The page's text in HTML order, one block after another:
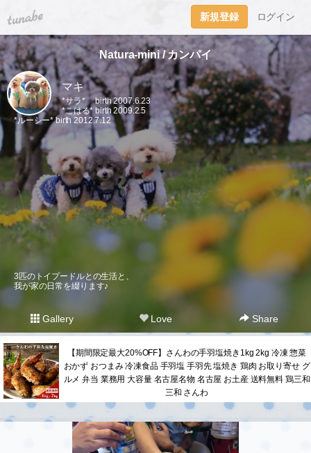
tuna.be 新規登録 ログイン
Natura-mini / カンパイ
マキ
*サラ* birth 2007.6.23
*こはる* birth 2009.2.5
*ルーシー* birth 2012.7.12
3匹のトイプードルとの生活と、
我が家の日常を綴ります♪
Gallery Love Share
【期間限定最大20%OFF】さんわの手羽塩焼き1kg 2kg 冷凍 惣菜
おかず おつまみ 冷凍食品 手羽塩 手羽先 塩焼き 鶏肉 お取り寄せ グ
ルメ 弁当 業務用 大容量 名古屋名物 名古屋 お土産 送料無料 鶏三和
三和 さんわ